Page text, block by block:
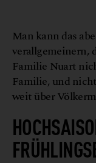
Man kann das
verallgemeinern,
Familie Nuart
Familie, und
weit über